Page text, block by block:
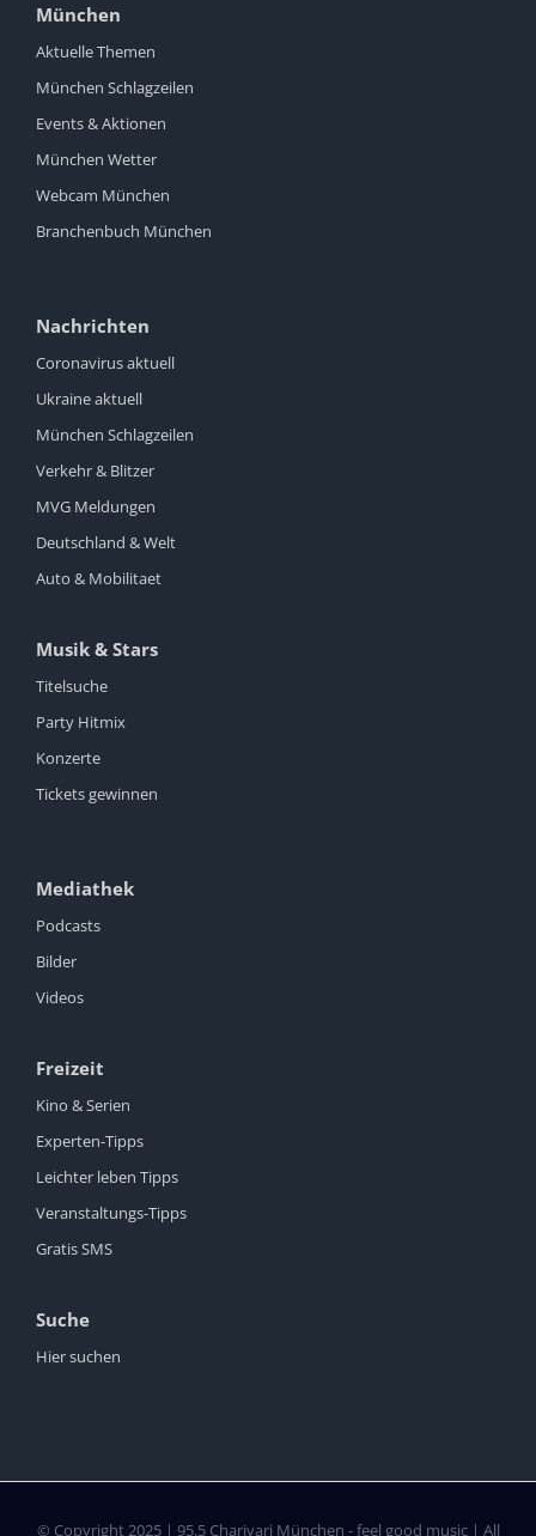
München
Aktuelle Themen
München Schlagzeilen
Events & Aktionen
München Wetter
Webcam München
Branchenbuch München
Nachrichten
Coronavirus aktuell
Ukraine aktuell
München Schlagzeilen
Verkehr & Blitzer
MVG Meldungen
Deutschland & Welt
Auto & Mobilitaet
Musik & Stars
Titelsuche
Party Hitmix
Konzerte
Tickets gewinnen
Mediathek
Podcasts
Bilder
Videos
Freizeit
Kino & Serien
Experten-Tipps
Leichter leben Tipps
Veranstaltungs-Tipps
Gratis SMS
Suche
Hier suchen
© Copyright 2025 | 95.5 Charivari München - feel good music | All